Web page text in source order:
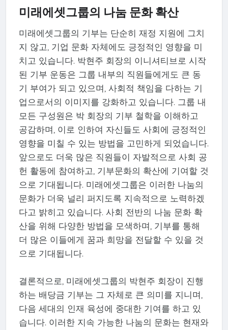
미래에셋그룹의 나눔 문화 확산
미래에셋그룹의 기부는 단순히 재정 지원에 그치
지 않고, 기업 문화 자체에도 긍정적인 영향을 미
치고 있습니다. 박현주 회장의 이니셔티브로 시작
된 기부 운동은 그룹 내부의 직원들에게도 큰 동
기 부여가 되고 있으며, 사회적 책임을 다하는 기
업으로서의 이미지를 강화하고 있습니다. 그룹 내
모든 구성원은 박 회장의 기부 철학을 이해하고
공감하며, 이로 인하여 자신들도 사회에 긍정적인
영향을 미칠 수 있는 방법을 고민하게 되었습니다.
앞으로도 더욱 많은 직원들이 자발적으로 사회 공
헌 활동에 참여하고, 기부문화의 확산에 기여할 것
으로 기대됩니다. 미래에셋그룹은 이러한 나눔의
문화가 더욱 널리 퍼지도록 지속적으로 노력하겠
다고 밝히고 있습니다. 사회 전반의 나눔 문화 확
산을 위해 다양한 방법을 모색하며, 기부를 통해
더 많은 이들에게 꿈과 희망을 전달할 수 있을 것
으로 기대됩니다.
결론적으로, 미래에셋그룹의 박현주 회장이 진행
하는 배당금 기부는 그 자체로 큰 의미를 지니며,
다음 세대의 인재 육성에 중대한 기여를 하고 있
습니다. 이러한 지속 가능한 나눔의 문화는 현재와